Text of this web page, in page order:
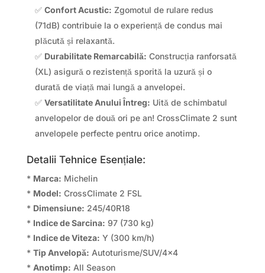
✅ Confort Acustic: Zgomotul de rulare redus
(71dB) contribuie la o experiență de condus mai
plăcută și relaxantă.
✅ Durabilitate Remarcabilă: Construcția ranforsată
(XL) asigură o rezistență sporită la uzură și o
durată de viață mai lungă a anvelopei.
✅ Versatilitate Anului Întreg: Uită de schimbatul
anvelopelor de două ori pe an! CrossClimate 2 sunt
anvelopele perfecte pentru orice anotimp.
Detalii Tehnice Esențiale:
* Marca: Michelin
* Model: CrossClimate 2 FSL
* Dimensiune: 245/40R18
* Indice de Sarcina: 97 (730 kg)
* Indice de Viteza: Y (300 km/h)
* Tip Anvelopă: Autoturisme/SUV/4×4
* Anotimp: All Season